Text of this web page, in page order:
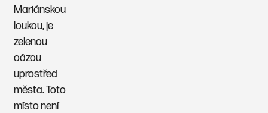
Mariánskou
loukou, je
zelenou
oázou
uprostřed
města. Toto
místo není